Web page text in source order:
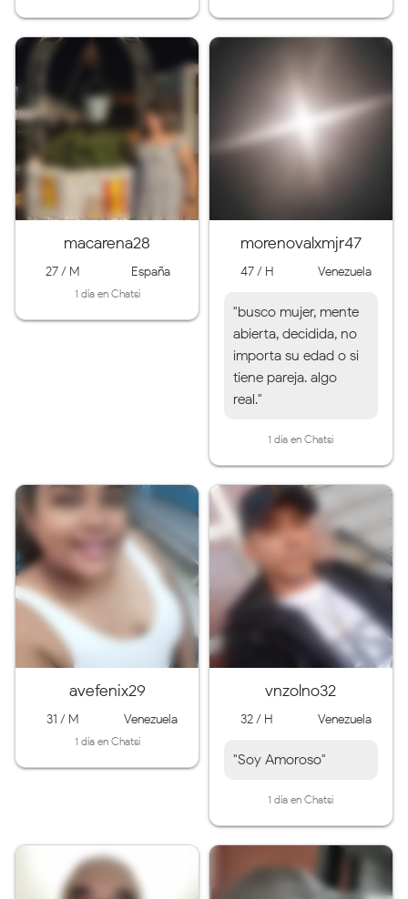
macarena28
27 / M España
1 día en Chatsi
morenovalxmjr47
47 / H Venezuela
"busco mujer, mente
abierta, decidida, no
importa su edad o si
tiene pareja. algo
real."
1 día en Chatsi
avefenix29
31 / M Venezuela
1 día en Chatsi
vnzolno32
32 / H Venezuela
"Soy Amoroso"
1 día en Chatsi